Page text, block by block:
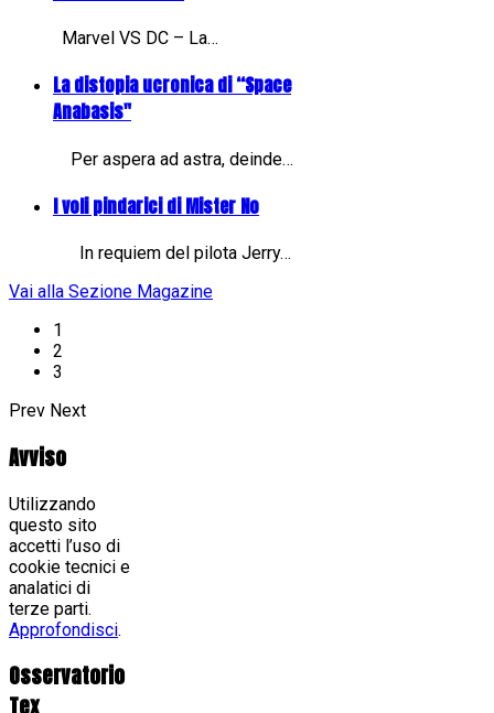
Marvel VS DC – La…
La distopia ucronica di “Space
Anabasis"
Per aspera ad astra, deinde…
I voli pindarici di Mister No
In requiem del pilota Jerry…
Vai alla Sezione Magazine
1
2
3
Prev Next
Avviso
Utilizzando
questo sito
accetti l’uso di
cookie tecnici e
analatici di
terze parti.
Approfondisci.
Osservatorio
Tex